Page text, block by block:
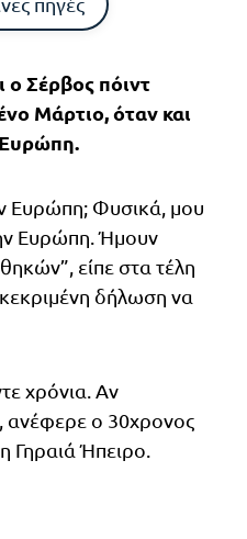
ο Σέρβος πόιντ
Μάρτιο, όταν και
Ευρώπη.
Ευρώπη; Φυσικά, μου
Ευρώπη. Ήμουν
είπε στα τέλη
δήλωση να
χρόνια. Αν
ανέφερε ο 30χρονος
Γηραιά Ήπειρο.